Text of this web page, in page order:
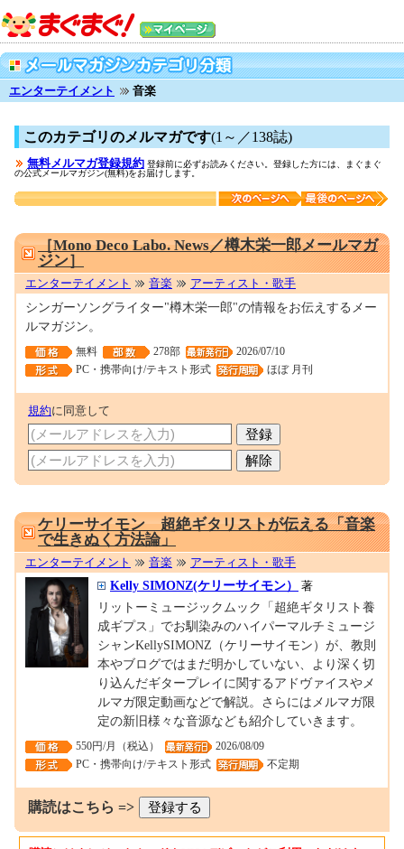
エンターテイメント 音楽
このカテゴリのメルマガです(1～／138誌)
無料メルマガ登録規約 登録前に必ずお読みください。登録した方には、まぐまぐ
の公式メールマガジン(無料)をお届けします。
［Mono Deco Labo. News／樽木栄一郎メールマガ
ジン］
エンターテイメント 音楽 アーティスト・歌手
シンガーソングライター"樽木栄一郎"の情報をお伝えするメー
ルマガジン。
無料 278部
2026/07/10
PC・携帯向け/テキスト形式
ほぼ 月刊
規約に同意して
ケリーサイモン 超絶ギタリストが伝える「音楽
で生きぬく方法論」
エンターテイメント 音楽 アーティスト・歌手
Kelly SIMONZ(ケリーサイモン） 著
リットーミュージックムック「超絶ギタリスト養
成ギプス」でお馴染みのハイパーマルチミュージ
シャンKellySIMONZ（ケリーサイモン）が、教則
本やブログではまだ明かしていない、より深く切
り込んだギタープレイに関するアドヴァイスやメ
ルマガ限定動画などで解説。さらにはメルマガ限
定の新旧様々な音源なども紹介していきます。
550円/月（税込）
2026/08/09
PC・携帯向け/テキスト形式
不定期
購読はこちら =>